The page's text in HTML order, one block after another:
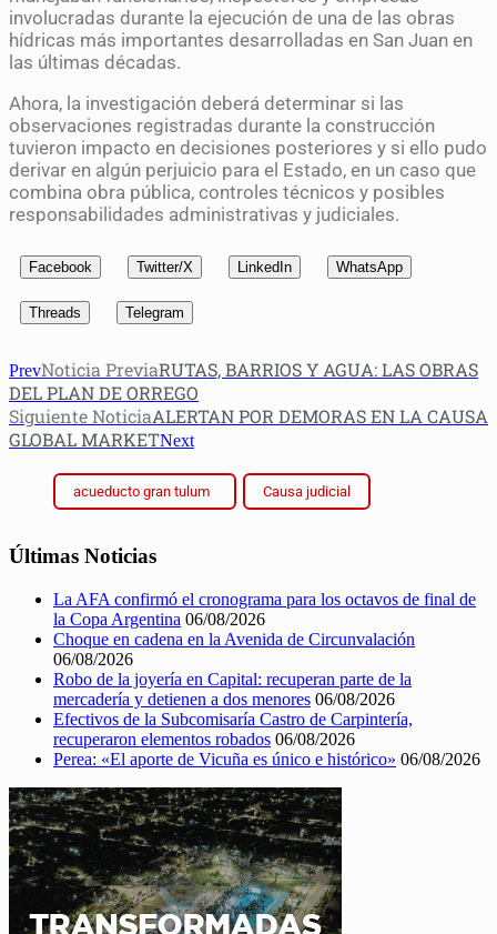
involucradas durante la ejecución de una de las obras
hídricas más importantes desarrolladas en San Juan en
las últimas décadas.
Ahora, la investigación deberá determinar si las
observaciones registradas durante la construcción
tuvieron impacto en decisiones posteriores y si ello pudo
derivar en algún perjuicio para el Estado, en un caso que
combina obra pública, controles técnicos y posibles
responsabilidades administrativas y judiciales.
Facebook Twitter/X LinkedIn WhatsApp
Threads Telegram
PrevNoticia PreviaRUTAS, BARRIOS Y AGUA: LAS OBRAS
DEL PLAN DE ORREGO
Siguiente NoticiaALERTAN POR DEMORAS EN LA CAUSA
GLOBAL MARKETNext
acueducto gran tulum Causa judicial
Últimas Noticias
La AFA confirmó el cronograma para los octavos de final de
la Copa Argentina 06/08/2026
Choque en cadena en la Avenida de Circunvalación
06/08/2026
Robo de la joyería en Capital: recuperan parte de la
mercadería y detienen a dos menores 06/08/2026
Efectivos de la Subcomisaría Castro de Carpintería,
recuperaron elementos robados 06/08/2026
Perea: «El aporte de Vicuña es único e histórico» 06/08/2026